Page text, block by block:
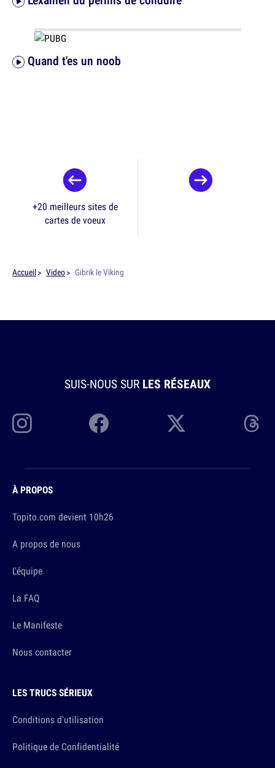
Quand t'es un noob
+20 meilleurs sites de
cartes de voeux
Accueil Video Gibrik le Viking
SUIS-NOUS SUR LES RÉSEAUX
À PROPOS
Topito.com devient 10h26
A propos de nous
L'équipe
La FAQ
Le Manifeste
Nous contacter
LES TRUCS SÉRIEUX
Conditions d'utilisation
Politique de Confidentialité